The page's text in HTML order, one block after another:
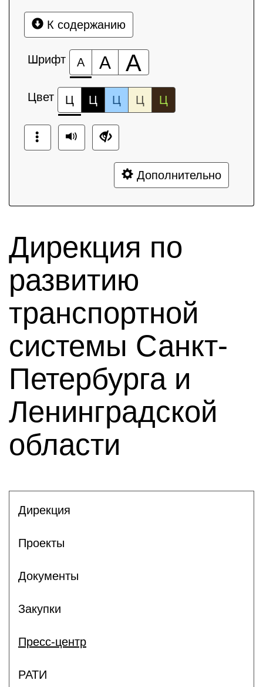
К содержанию
Шрифт А А А
Цвет Ц Ц Ц Ц Ц
Дополнительно
Дирекция по
развитию
транспортной
системы Санкт-
Петербурга и
Ленинградской
области
Дирекция
Проекты
Документы
Закупки
Пресс-центр
РАТИ